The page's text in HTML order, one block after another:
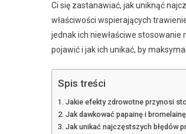
Ci się zastanawiać, jak uniknąć
właściwości wspierających
jednak ich niewłaściwe stosowanie
pojawić i jak ich unikać, by
Spis treści
Jakie efekty zdrowotne przynosi
Jak dawkować papainę i
Jak unikać najczęstszych błędów